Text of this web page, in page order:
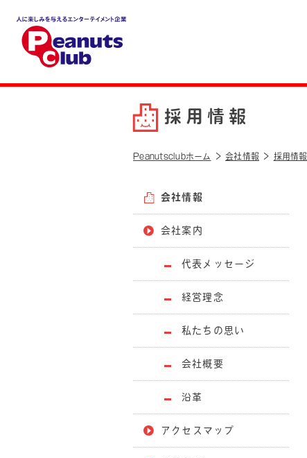
採用情報
Peanutsclubホーム 会社情報 採用情報
会社情報
会社案内
代表メッセージ
経営理念
私たちの思い
会社概要
沿革
アクセスマップ